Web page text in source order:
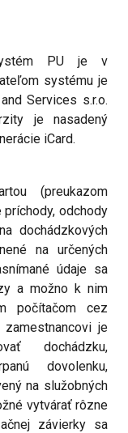
PU je v
systému je
Services s.r.o.
je nasadený
iCard.
(preukazom
príchody, odchody
dochádzkových
na určených
údaje sa
a možno k nim
počítačom cez
je
dochádzku,
dovolenku,
na služobných
vytvárať rôzne
závierky sa